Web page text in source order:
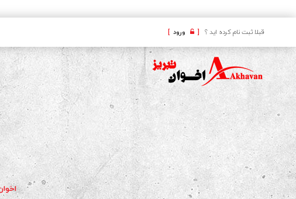
قبلا ثبت نام کرده اید ؟ [ ورود]